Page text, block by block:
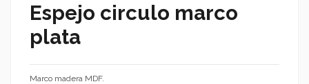
Espejo circulo marco
plata
Marco madera MDF.